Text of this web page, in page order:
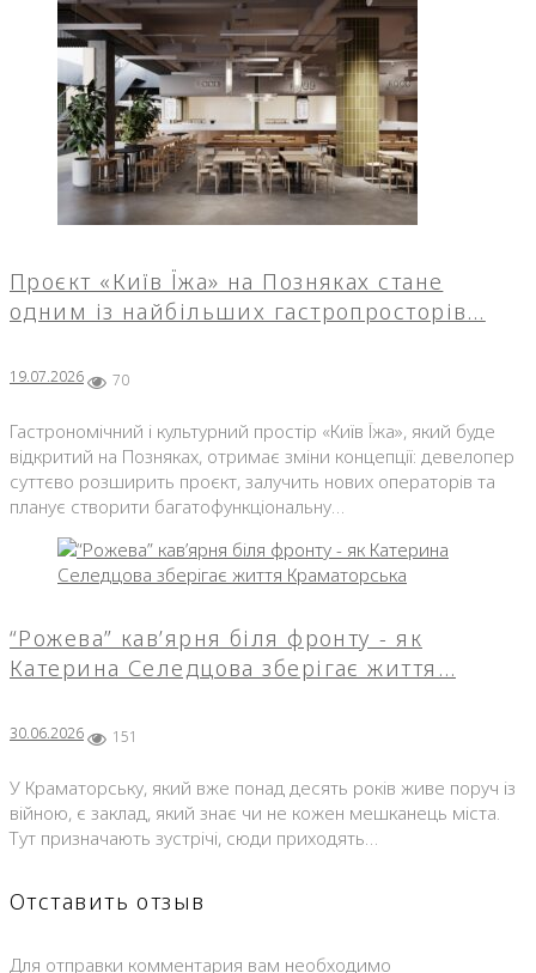
Проєкт «Київ Їжа» на Позняках стане
одним із найбільших гастропросторів…
19.07.2026 70
Гастрономічний і культурний простір «Київ Їжа», який буде
відкритий на Позняках, отримає зміни концепції: девелопер
суттєво розширить проєкт, залучить нових операторів та
планує створити багатофункціональну…
“Рожева” кав’ярня біля фронту - як
Катерина Селедцова зберігає життя…
30.06.2026 151
У Краматорську, який вже понад десять років живе поруч із
війною, є заклад, який знає чи не кожен мешканець міста.
Тут призначають зустрічі, сюди приходять…
Отставить отзыв
Для отправки комментария вам необходимо